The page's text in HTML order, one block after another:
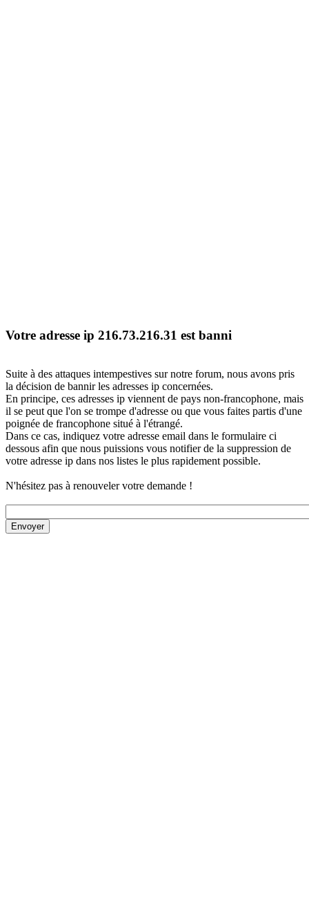
Votre adresse ip 216.73.216.31 est banni
Suite à des attaques intempestives sur notre forum, nous avons pris
la décision de bannir les adresses ip concernées.
En principe, ces adresses ip viennent de pays non-francophone, mais
il se peut que l'on se trompe d'adresse ou que vous faites partis d'une
poignée de francophone situé à l'étrangé.
Dans ce cas, indiquez votre adresse email dans le formulaire ci
dessous afin que nous puissions vous notifier de la suppression de
votre adresse ip dans nos listes le plus rapidement possible.
N'hésitez pas à renouveler votre demande !